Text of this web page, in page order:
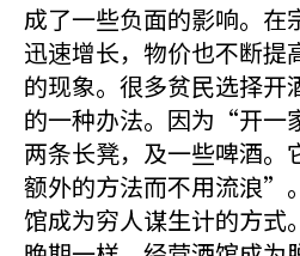
成了一些负面的影响。在
迅速增长，物价也不断提
的现象。很多贫民选择开
的一种办法。因为“开一
两条长凳，及一些啤酒。
额外的方法而不用流浪”
馆成为穷人谋生计的方